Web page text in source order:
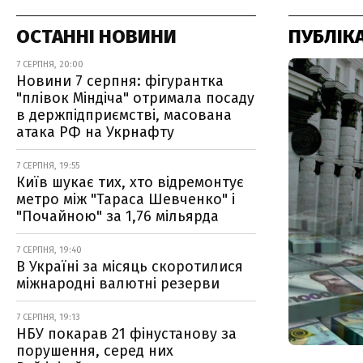
ОСТАННІ НОВИНИ
7 СЕРПНЯ, 20:00
Новини 7 серпня: фігурантка
"плівок Міндіча" отримала посаду
в держпідприємстві, масована
атака РФ на Укрнафту
7 СЕРПНЯ, 19:55
Київ шукає тих, хто відремонтує
метро між "Тараса Шевченко" і
"Почайною" за 1,76 мільярда
7 СЕРПНЯ, 19:40
В Україні за місяць скоротилися
міжнародні валютні резерви
7 СЕРПНЯ, 19:13
НБУ покарав 21 фінустанову за
порушення, серед них